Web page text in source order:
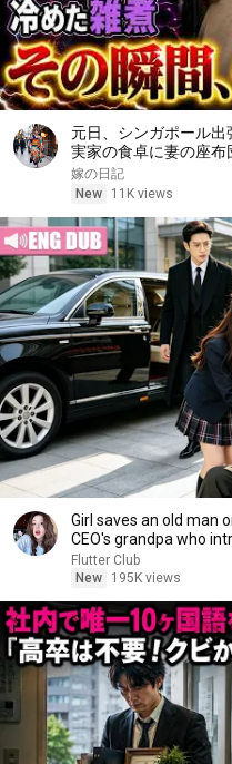
元日、シンガポール出
実家の食卓に妻の座布
上機嫌な母の横を通り
する妻を見た瞬間、俺
嫁の日記
New
11K views
Girl saves an old man
CEO's grandpa who
Flutter Club
New
195K views